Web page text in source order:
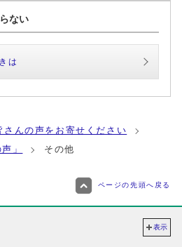
ない
は
さんの声をお寄せください
」
その他
ページの先頭へ戻る
表示